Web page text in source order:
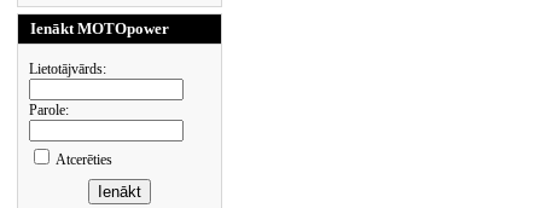
Ienākt MOTOpower
Lietotājvārds:
Parole:
Atcerēties